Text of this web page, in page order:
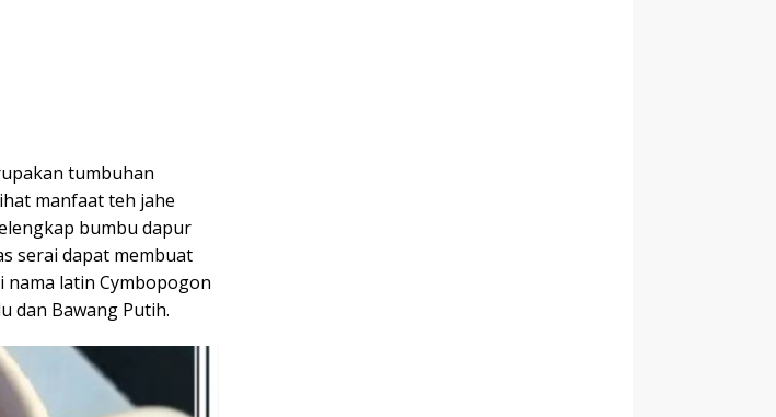
tumbuhan
manfaat teh jahe
bumbu dapur
serai dapat membuat
nama latin Cymbopogon
dan Bawang Putih.